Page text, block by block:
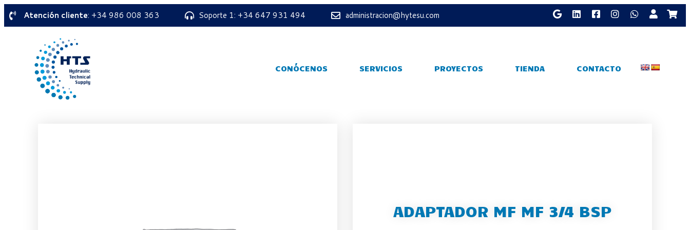
Atención cliente: +34 986 008 363 Soporte 1: +34 647 931 494 administracion@hytesu.com
CONÓCENOS SERVICIOS PROYECTOS TIENDA CONTACTO
ADAPTADOR MF MF 3/4 BSP